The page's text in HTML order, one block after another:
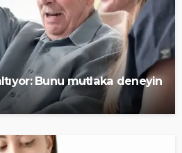
Bunu mutlaka deneyin